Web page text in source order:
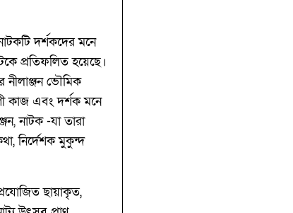
দর্শকদের মনে
প্রতিফলিত হয়েছে।
নীলাঞ্জন ভৌমিক
কাজ এবং দর্শক মনে
নাটক -যা তারা
নির্দেশক মুকুন্দ
ছায়াকৃত,